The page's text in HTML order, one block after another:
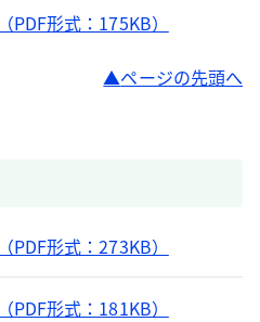
形式：175KB）
ページの先頭へ
形式：273KB）
形式：181KB）